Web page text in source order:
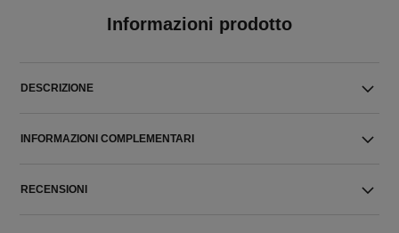
Informazioni prodotto
DESCRIZIONE
INFORMAZIONI COMPLEMENTARI
RECENSIONI